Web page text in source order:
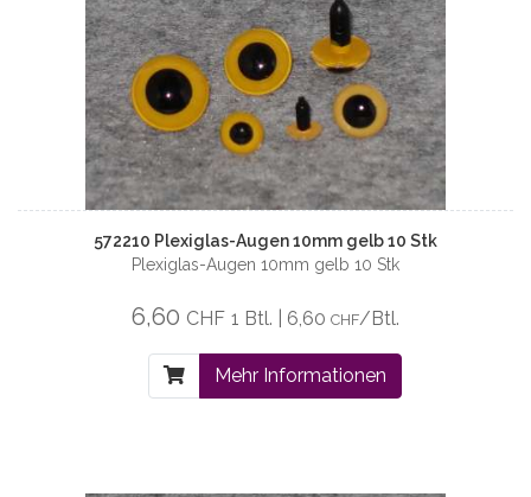
572210 Plexiglas-Augen 10mm gelb 10 Stk
Plexiglas-Augen 10mm gelb 10 Stk
6,60 CHF 1 Btl. | 6,60 CHF/Btl.
Mehr Informationen